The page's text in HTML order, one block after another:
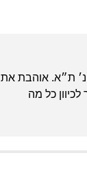
ת״א. אוהבת את
כל מה